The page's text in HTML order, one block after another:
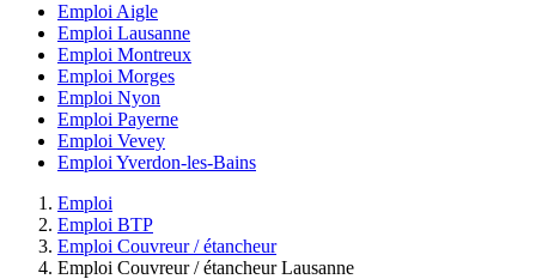
Emploi Aigle
Emploi Lausanne
Emploi Montreux
Emploi Morges
Emploi Nyon
Emploi Payerne
Emploi Vevey
Emploi Yverdon-les-Bains
Emploi
Emploi BTP
Emploi Couvreur / étancheur
Emploi Couvreur / étancheur Lausanne